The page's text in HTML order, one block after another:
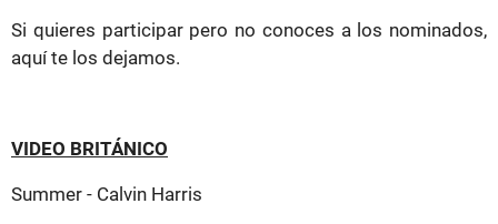
Si quieres participar pero no conoces a los nominados,
aquí te los dejamos.
VIDEO BRITÁNICO
Summer - Calvin Harris